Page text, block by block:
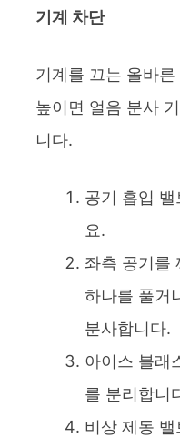
기계 차단
기계를 끄는 올바
높이면 얼음 분사
니다.
공기 흡입
요.
좌측 공기를
하나를 풀거
분사합니다.
아이스 블래
를 분리합니
비상 제동